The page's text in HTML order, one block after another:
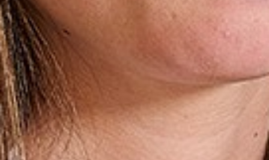
Ouders
Schoolkosten
Begeleiding en ondersteuning
Kwaliteit en onderwijsresultaten
Aanmelden voor de Somtoday-
ouderapp
Ouder- en leerlingparticipatie